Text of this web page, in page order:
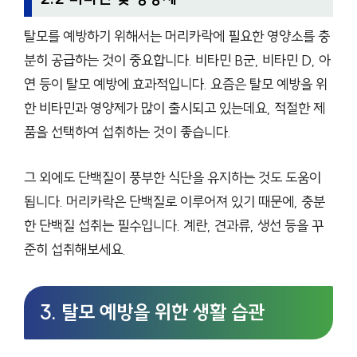
탈모를 예방하기 위해서는 머리카락에 필요한 영양소를 충
분히 공급하는 것이 중요합니다. 비타민 B군, 비타민 D, 아
연 등이 탈모 예방에 효과적입니다. 요즘은 탈모 예방을 위
한 비타민과 영양제가 많이 출시되고 있는데요, 적절한 제
품을 선택하여 섭취하는 것이 좋습니다.
그 외에도 단백질이 풍부한 식단을 유지하는 것도 도움이
됩니다. 머리카락은 단백질로 이루어져 있기 때문에, 충분
한 단백질 섭취는 필수입니다. 계란, 견과류, 생선 등을 꾸
준히 섭취해보세요.
3. 탈모 예방을 위한 생활 습관